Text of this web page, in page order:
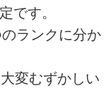
です。
ランクに分か
変むずかしい